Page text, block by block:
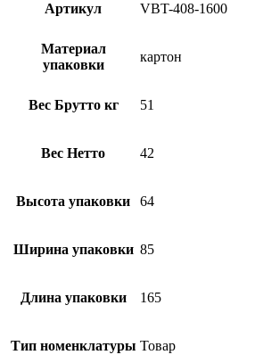
Артикул VBT-408-1600
Материал
упаковки
картон
Вес Брутто кг 51
Вес Нетто 42
Высота упаковки 64
Ширина упаковки 85
Длина упаковки 165
Тип номенклатуры Товар